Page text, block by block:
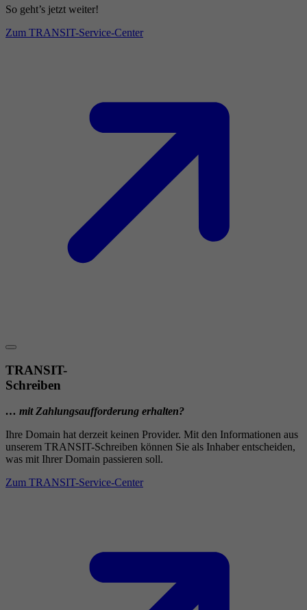
So geht’s jetzt weiter!
Zum TRANSIT-Service-Center
TRANSIT-
Schreiben
… mit Zahlungsaufforderung erhalten?
Ihre Domain hat derzeit keinen Provider. Mit den Informationen aus
unserem TRANSIT-Schreiben können Sie als Inhaber entscheiden,
was mit Ihrer Domain passieren soll.
Zum TRANSIT-Service-Center